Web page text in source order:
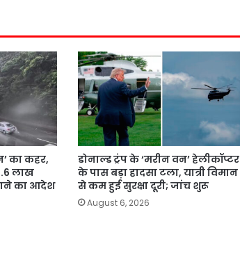
का कहर,
लाख
का आदेश
डोनाल्ड ट्रंप के ‘मरीन वन’ हेलीकॉप्टर
के पास बड़ा हादसा टला, यात्री विमान
से कम हुई सुरक्षा दूरी; जांच शुरू
August 6, 2026